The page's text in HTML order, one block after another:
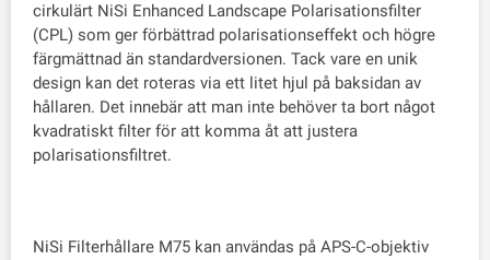
cirkulärt NiSi Enhanced Landscape Polarisationsfilter
(CPL) som ger förbättrad polarisationseffekt och högre
färgmättnad än standardversionen. Tack vare en unik
design kan det roteras via ett litet hjul på baksidan av
hållaren. Det innebär att man inte behöver ta bort något
kvadratiskt filter för att komma åt att justera
polarisationsfiltret.
NiSi Filterhållare M75 kan användas på APS-C-objektiv